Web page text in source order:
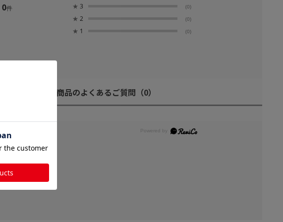
0件 ★ 3 (0)
★ 2 (0)
★ 1 (0)
商品のよくあるご質問 （0）